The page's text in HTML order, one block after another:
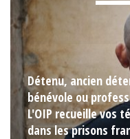
Détenu, ancien
bénévole ou
L'OIP recueille vos
dans les prisons